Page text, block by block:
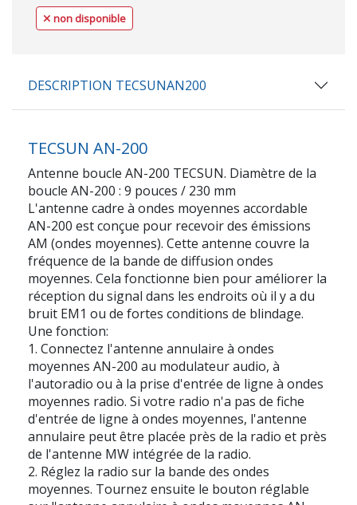
non disponible
DESCRIPTION TECSUNAN200
TECSUN AN-200
Antenne boucle AN-200 TECSUN. Diamètre de la
boucle AN-200 : 9 pouces / 230 mm
L'antenne cadre à ondes moyennes accordable
AN-200 est conçue pour recevoir des émissions
AM (ondes moyennes). Cette antenne couvre la
fréquence de la bande de diffusion ondes
moyennes. Cela fonctionne bien pour améliorer la
réception du signal dans les endroits où il y a du
bruit EM1 ou de fortes conditions de blindage.
Une fonction:
1. Connectez l'antenne annulaire à ondes
moyennes AN-200 au modulateur audio, à
l'autoradio ou à la prise d'entrée de ligne à ondes
moyennes radio. Si votre radio n'a pas de fiche
d'entrée de ligne à ondes moyennes, l'antenne
annulaire peut être placée près de la radio et près
de l'antenne MW intégrée de la radio.
2. Réglez la radio sur la bande des ondes
moyennes. Tournez ensuite le bouton réglable